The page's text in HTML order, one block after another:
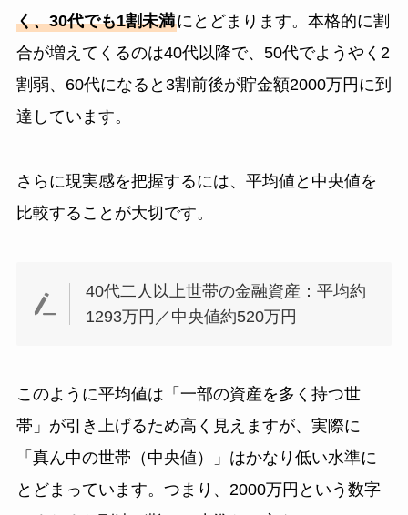
く、30代でも1割未満にとどまります。本格的に割
合が増えてくるのは40代以降で、50代でようやく2
割弱、60代になると3割前後が貯金額2000万円に到
達しています。
さらに現実感を把握するには、平均値と中央値を
比較することが大切です。
40代二人以上世帯の金融資産：平均約
1293万円／中央値約520万円
このように平均値は「一部の資産を多く持つ世
帯」が引き上げるため高く見えますが、実際に
「真ん中の世帯（中央値）」はかなり低い水準に
とどまっています。つまり、2000万円という数字